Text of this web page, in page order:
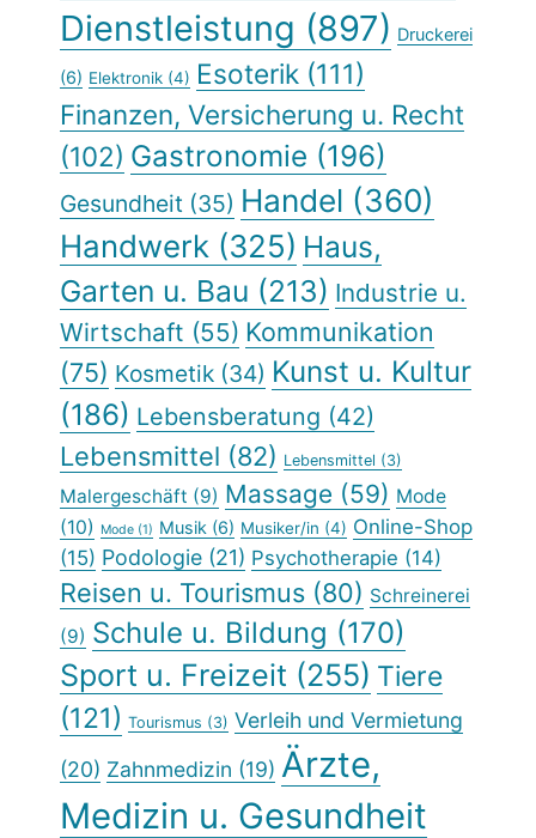
Dienstleistung (897) Druckerei
(6) Elektronik (4) Esoterik (111)
Finanzen, Versicherung u. Recht
(102) Gastronomie (196)
Gesundheit (35) Handel (360)
Handwerk (325) Haus,
Garten u. Bau (213) Industrie u.
Wirtschaft (55) Kommunikation
(75) Kosmetik (34) Kunst u. Kultur
(186) Lebensberatung (42)
Lebensmittel (82) Lebensmittel (3)
Malergeschäft (9) Massage (59) Mode
(10)
Mode (1) Musik (6) Musiker/in (4) Online-Shop
(15) Podologie (21) Psychotherapie (14)
Reisen u. Tourismus (80) Schreinerei
(9) Schule u. Bildung (170)
Sport u. Freizeit (255) Tiere
(121) Tourismus (3) Verleih und Vermietung
(20) Zahnmedizin (19) Ärzte,
Medizin u. Gesundheit